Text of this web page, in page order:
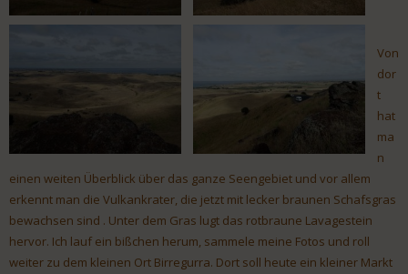
Von
dor
t
hat
ma
n
einen weiten Überblick über das ganze Seengebiet und vor allem
erkennt man die Vulkankrater, die jetzt mit lecker braunen Schafsgras
bewachsen sind . Unter dem Gras lugt das rotbraune Lavagestein
hervor. Ich lauf ein bißchen herum, sammele meine Fotos und roll
weiter zu dem kleinen Ort Birregurra. Dort soll heute ein kleiner Markt